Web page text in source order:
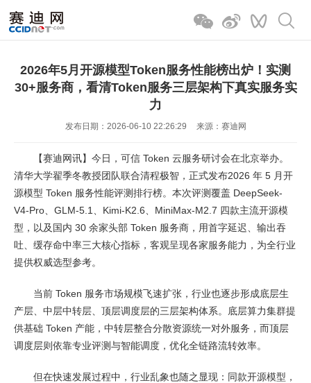
2026年5月开源模型Token服务性能榜出炉！实测
30+服务商，看清Token服务三层架构下真实服务实
力
发布日期：2026-06-10 22:26:29 来源：赛迪网
【赛迪网讯】今日，可信 Token 云服务研讨会在北京举办。
清华大学翟季冬教授团队联合清程极智，正式发布2026 年 5 月开
源模型 Token 服务性能评测排行榜。本次评测覆盖 DeepSeek-
V4-Pro、GLM-5.1、Kimi-K2.6、MiniMax-M2.7 四款主流开源模
型，以及国内 30 余家头部 Token 服务商，用首字延迟、输出吞
吐、缓存命中率三大核心指标，客观呈现各家服务能力，为全行业
提供权威选型参考。
当前 Token 服务市场规模飞速扩张，行业也逐步形成底层生
产层、中层中转层、顶层调度层的三层架构体系。底层算力集群提
供基础 Token 产能，中转层整合分散资源统一对外服务，而顶层
调度层则依靠专业评测与智能调度，优化全链路流转效率。
但在快速发展过程中，行业乱象也随之显现：同款开源模型，